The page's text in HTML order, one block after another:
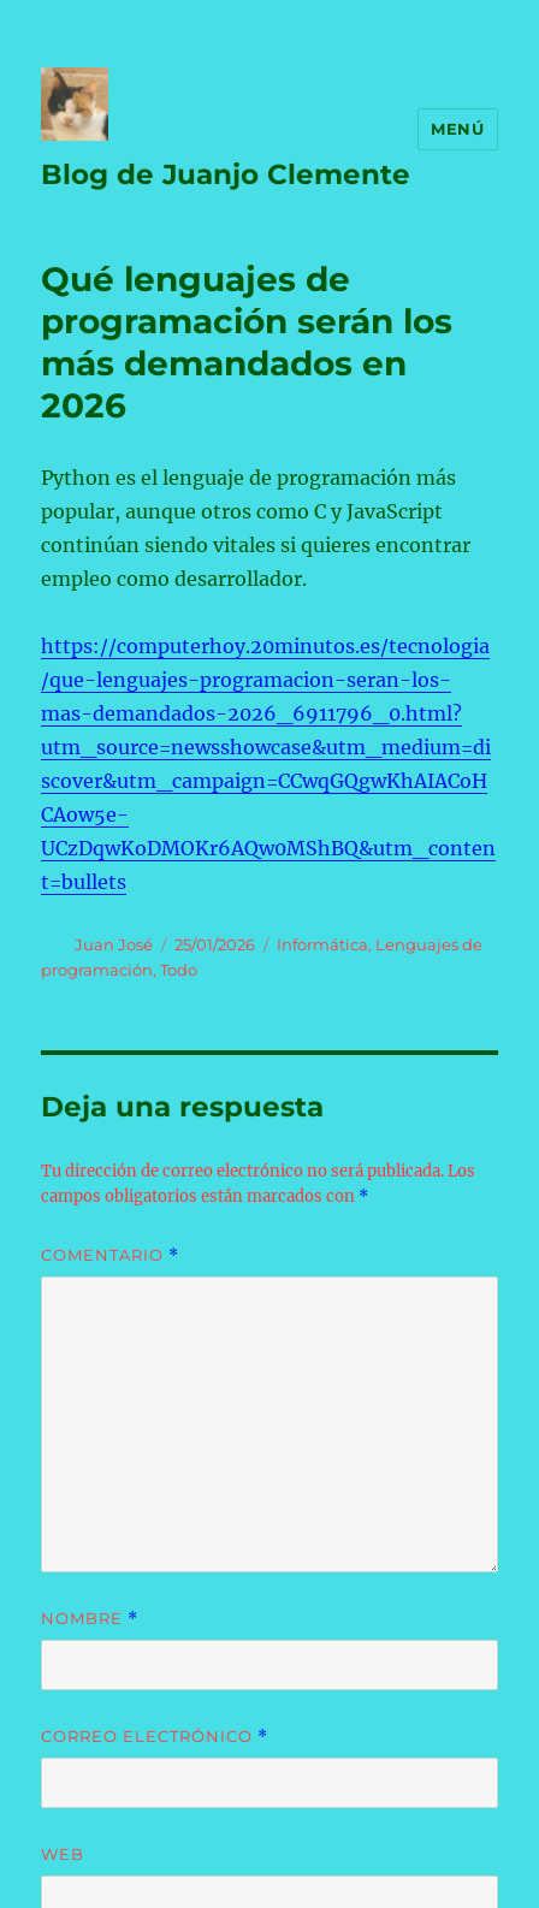
Blog de Juanjo Clemente
MENÚ
Qué lenguajes de
programación serán los
más demandados en
2026
Python es el lenguaje de programación más
popular, aunque otros como C y JavaScript
continúan siendo vitales si quieres encontrar
empleo como desarrollador.
https://computerhoy.20minutos.es/tecnologia
/que-lenguajes-programacion-seran-los-
mas-demandados-2026_6911796_0.html?
utm_source=newsshowcase&utm_medium=di
scover&utm_campaign=CCwqGQgwKhAIACoH
CAow5e-
UCzDqwKoDMOKr6AQw0MShBQ&utm_conten
t=bullets
Autor
Juan José
Publicado
el
25/01/2026 Categorías
Informática, Lenguajes de
programación,Todo
Deja una respuesta
Tu dirección de correo electrónico no será publicada. Los
campos obligatorios están marcados con *
COMENTARIO *
NOMBRE *
CORREO ELECTRÓNICO *
WEB